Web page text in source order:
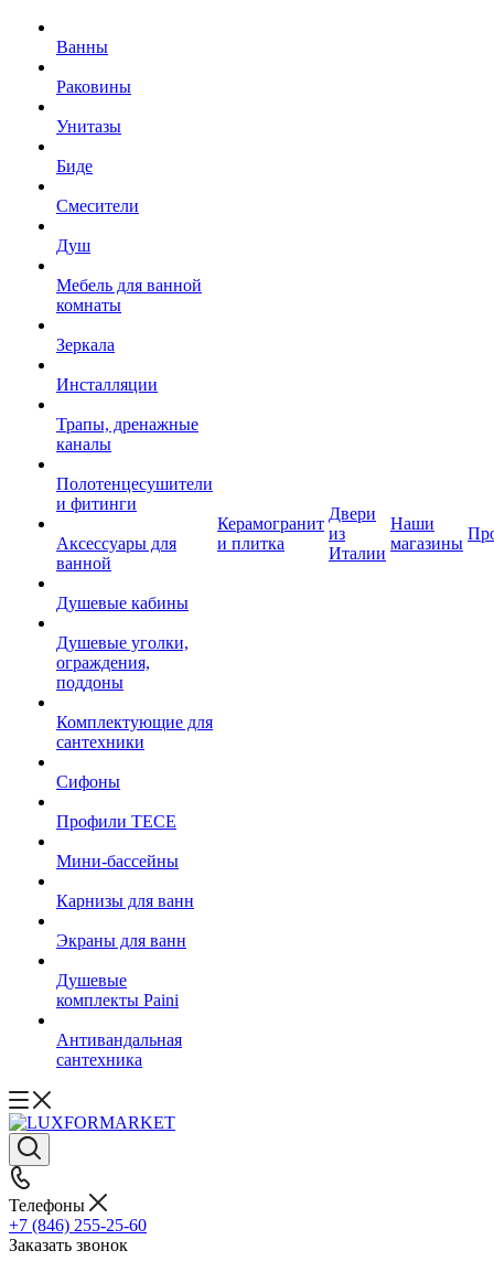
Ванны
Раковины
Унитазы
Биде
Смесители
Душ
Мебель для ванной
комнаты
Зеркала
Инсталляции
Трапы, дренажные
каналы
Полотенцесушители
и фитинги
Аксессуары для
ванной
Душевые кабины
Душевые уголки,
ограждения,
поддоны
Комплектующие для
сантехники
Сифоны
Профили TECE
Мини-бассейны
Карнизы для ванн
Экраны для ванн
Душевые
комплекты Paini
Антивандальная
сантехника
Керамогранит
и плитка
Двери
из
Италии
Наши
магазины
Телефоны
+7 (846) 255-25-60
Заказать звонок